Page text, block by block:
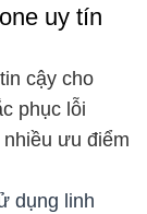
uy tín
cậy cho
phục lỗi
ưu điểm
dụng linh